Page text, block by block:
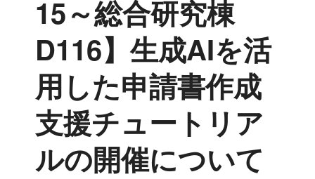
15～総合研究棟
D116】生成AIを活
用した申請書作成
支援チュートリア
ルの開催について